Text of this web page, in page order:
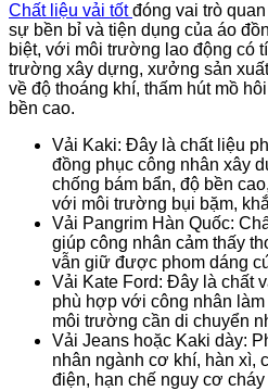
Chất liệu vải tốtđóng vai trò
sự bền bỉ và tiện dụng của áo
biệt, với môi trường lao động có
trường xây dựng, xưởng sản
về độ thoáng khí, thấm hút mồ
bền cao.
Vải Kaki: Đây là chất liệu
đồng phục công nhân xây
chống bám bẩn, độ bền
với môi trường bụi bặm,
Vải Pangrim Hàn Quốc:
giúp công nhân cảm thấy
vẫn giữ được phom dáng
Vải Kate Ford: Đây là chất
phù hợp với công nhân
môi trường cần di chuyển
Vải Jeans hoặc Kaki dày:
nhân ngành cơ khí, hàn xì,
điện, hạn chế nguy cơ cháy